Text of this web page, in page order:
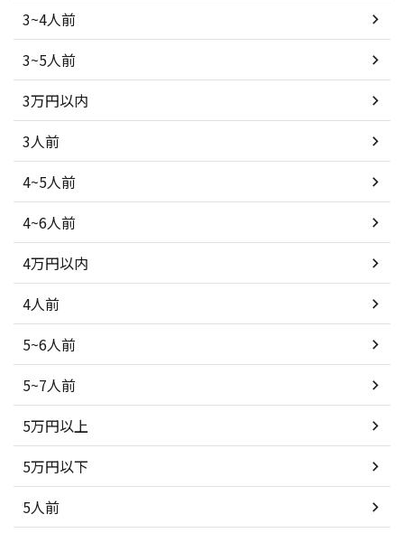
3~4人前
3~5人前
3万円以内
3人前
4~5人前
4~6人前
4万円以内
4人前
5~6人前
5~7人前
5万円以上
5万円以下
5人前